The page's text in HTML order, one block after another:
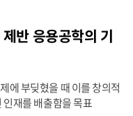
반 응용공학의 기
에 부딪혔을 때 이를 창의적
재를 배출함을 목표